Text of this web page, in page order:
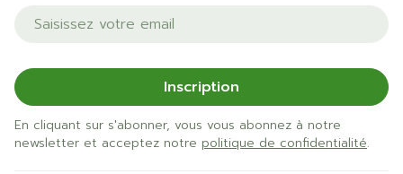
Adresse mail
Inscription
En cliquant sur s'abonner, vous vous abonnez à notre
newsletter et acceptez notre politique de confidentialité.